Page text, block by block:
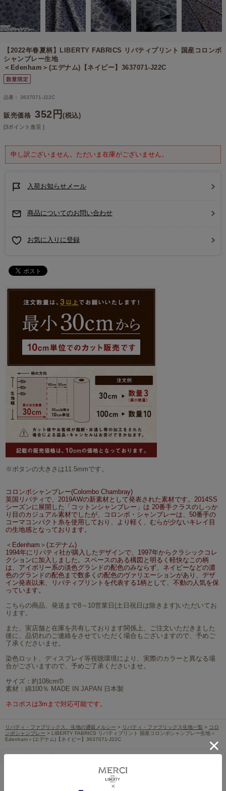
【2022年春夏柄】 LIBERTY FABRICS リバティプリント 国産コロンボ
シャンブレー生地
＜Edenham＞(エデナム)【ネイビー】3637071-J22C
品番： 3637071-J22C
販売価格 352円(税込)
[3ポイント進呈 ]
申し訳ございません。ただいま在庫がございません。
入荷お知らせメール
商品についてのお問い合わせ
お気に入りに登録
※ボタンの大きさは11.5mmです。
コロンボシャンブレー(Colombo Chambray)
英国リバティで、2019AWの新素材として発表された素材です。2014SS
シーズンに展開した「コットンシャンブレー」は 20番手クラスのしっか
り目のカジュアル素材でしたが、コロンボ・シャンブレーは、50番手の
コーマコンパクト糸を使用しており、より軽く、むらが少ないキレイ目
の生地感となっております。
＜Edenham＞(エデナム)
1994年にリバティ社が購入したデザインで、1997年からクラシックコレ
クションに加入しました。スペースのある構図と明るく軽快なこの柄
は、アイボリー系の淡色グランドの配色のみならず、ネイビーなどの濃
色のグランドの配色まで数多くの配色のヴァリエーションがあり、デザ
イン発表以来、リバティプリントを代表する1柄として、不動の人気を保
っています。
こちらの商品、発送まで8～10営業日(土日祝日は除きます)いただいてお
ります。
また、実店舗と在庫を共有しております関係上、ご注文いただきました
後に、品切れのご連絡をさせていただく場合もございますので、予めご
了承くださいませ。
染色ロット、ディスプレイ等視聴環境により、実際のカラーと異なる場
合がございますので、予めご了承くださいませ。
サイズ：約108cm巾
素材：綿100％ MADE IN JAPAN 日本製
ネコポスは3mまで対応可能です。
リバティ・ファブリックス、生地の通販メルシー > リバティ・ファブリックス生地一覧 > コロ
ンボシャンブレー > LIBERTY FABRICS リバティプリント 国産コロンボシャンブレー生地＜
Edenham＞(エデナム)【ネイビー】3637071-J22C
この商品を見た人は、こちらの商品もチェックしています！